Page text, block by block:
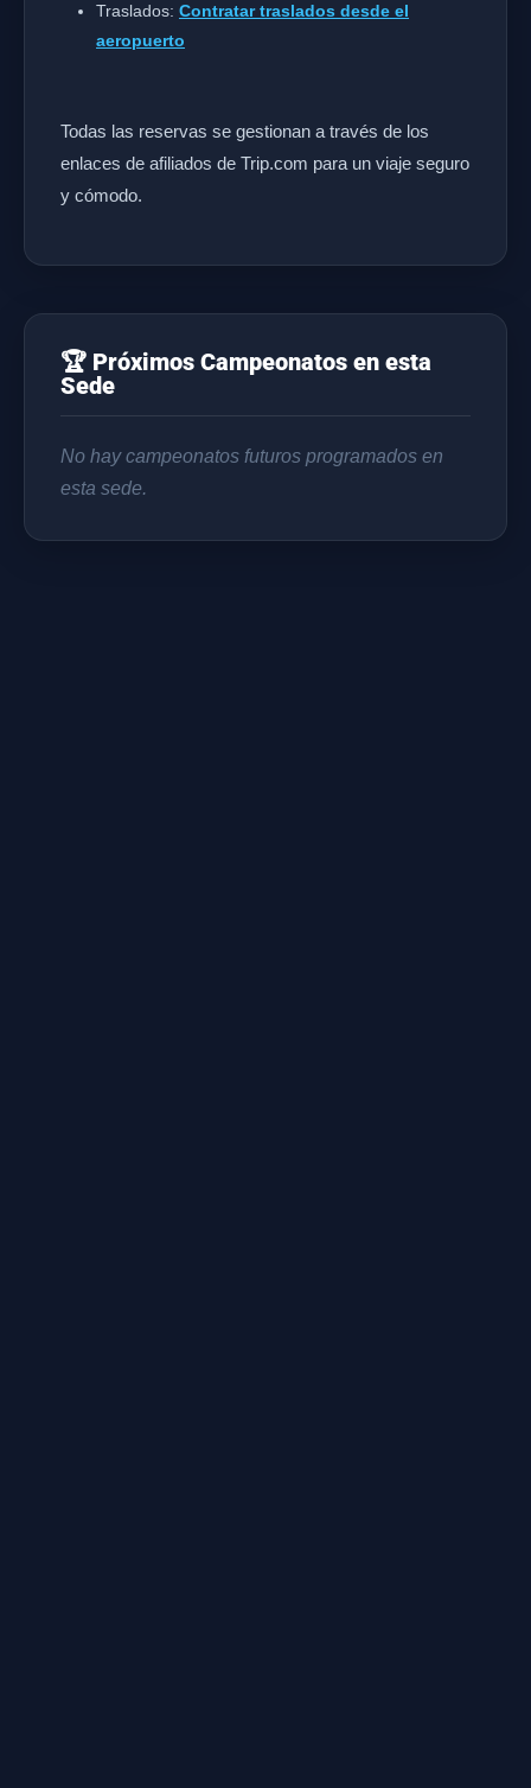
Traslados: Contratar traslados desde el
aeropuerto
Todas las reservas se gestionan a través de los
enlaces de afiliados de Trip.com para un viaje seguro
y cómodo.
🏆 Próximos Campeonatos en esta
Sede
No hay campeonatos futuros programados en
esta sede.